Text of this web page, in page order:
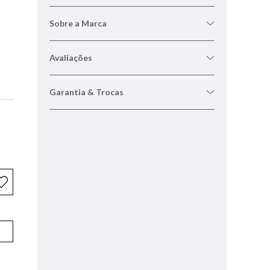
Sobre a Marca
Avaliações
Garantia & Trocas